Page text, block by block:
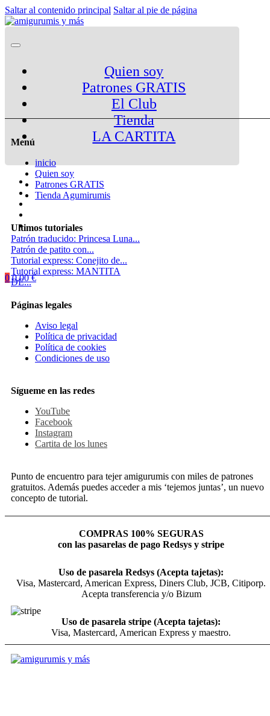
Saltar al contenido principal Saltar al pie de página
Quien soy
Patrones GRATIS
El Club
Tienda
LA CARTITA
0 0,00€
Menú
inicio
Quien soy
Patrones GRATIS
Tienda Agumirumis
Ultimos tutoriales
Patrón traducido: Princesa Luna...
Patrón de patito con...
Tutorial express: Conejito de...
Tutorial express: MANTITA
DE...
Páginas legales
Aviso legal
Política de privacidad
Política de cookies
Condiciones de uso
Sígueme en las redes
YouTube
Facebook
Instagram
Cartita de los lunes
Punto de encuentro para tejer amigurumis con miles de patrones
gratuitos. Además puedes acceder a mis ‘tejemos juntas’, un nuevo
concepto de tutorial.
COMPRAS 100% SEGURAS
con las pasarelas de pago Redsys y stripe
Uso de pasarela Redsys (Acepta tajetas):
Visa, Mastercard, American Express, Diners Club, JCB, Citiporp.
Acepta transferencia y/o Bizum
Uso de pasarela stripe (Acepta tajetas):
Visa, Mastercard, American Express y maestro.